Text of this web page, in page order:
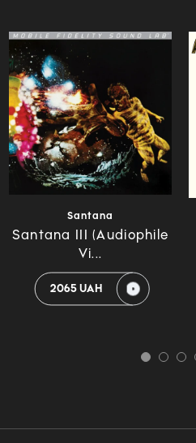
Santana
Santana III (Audiophile
Vi...
2065 UAH